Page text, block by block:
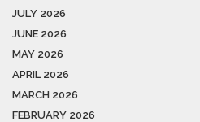
JULY 2026
JUNE 2026
MAY 2026
APRIL 2026
MARCH 2026
FEBRUARY 2026